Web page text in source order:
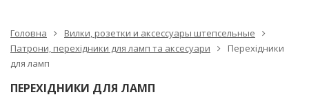
Головна
Вилки, розетки и аксессуары штепсельные
Патрони, перехідники для ламп та аксесуари
Перехідники
для ламп
ПЕРЕХІДНИКИ ДЛЯ ЛАМП